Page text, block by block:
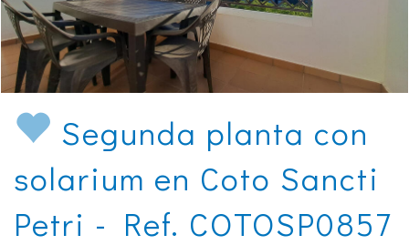
Segunda planta con
solarium en Coto Sancti
Petri - Ref. COTOSP0857